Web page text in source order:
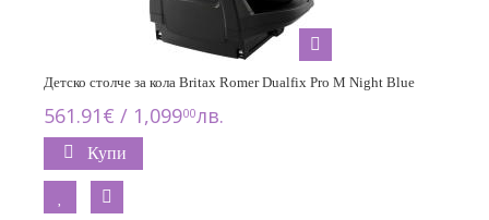
Детско столче за кола Britax Romer Dualfix Pro M Night Blue
561.91€ / 1,09900лв.
Купи